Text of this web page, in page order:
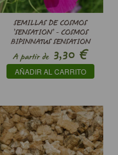
SEMILLAS DE COSMOS
’SENSATION’ - COSMOS
BIPINNATUS SENSATION
A partir de3,30 €
AÑADIR AL CARRITO